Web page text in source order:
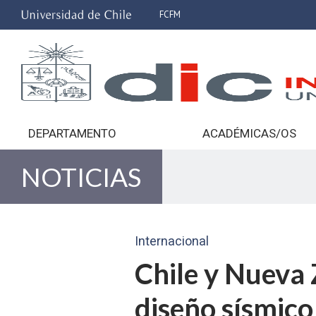
FCFM
DEPARTAMENTO ACADÉMICAS/OS
NOTICIAS
Internacional
Chile y
diseño